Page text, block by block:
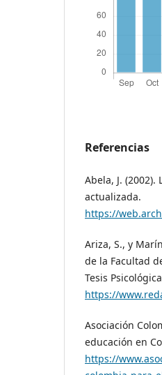
Referencias
Abela, J.
actualizada.
https://
Ariza, S., y
de la Facultad
Tesis
https://
Asociación
educación en
https://